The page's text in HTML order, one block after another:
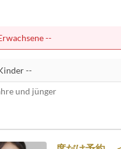
und jünger